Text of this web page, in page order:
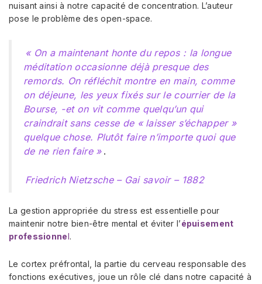
nuisant ainsi à notre capacité de concentration. L’auteur
pose le problème des open-space.
« On a maintenant honte du repos : la longue
méditation occasionne déjà presque des
remords. On réfléchit montre en main, comme
on déjeune, les yeux fixés sur le courrier de la
Bourse, -et on vit comme quelqu’un qui
craindrait sans cesse de « laisser s’échapper »
quelque chose. Plutôt faire n’importe quoi que
de ne rien faire » .
Friedrich Nietzsche – Gai savoir – 1882
La gestion appropriée du stress est essentielle pour
maintenir notre bien-être mental et éviter l’épuisement
professionnel.
Le cortex préfrontal, la partie du cerveau responsable des
fonctions exécutives, joue un rôle clé dans notre capacité à